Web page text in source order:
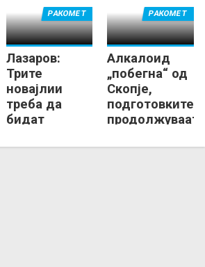
Лазаров:
Трите
новајлии
треба да
бидат
вредност на
РАКОМЕТ
Алкалоид
„побегна“ од
Скопје,
подготовките
продолжуваат
РАКОМЕТ